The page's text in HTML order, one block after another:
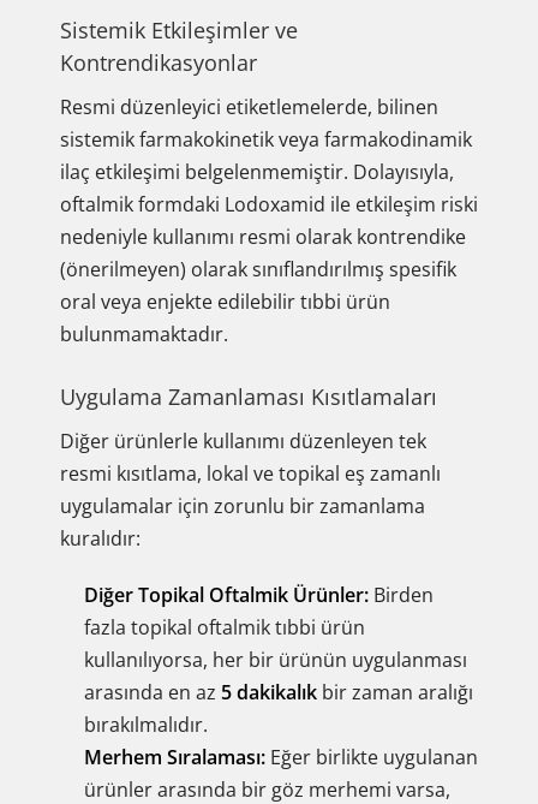
Sistemik Etkileşimler ve
Kontrendikasyonlar
Resmi düzenleyici etiketlemelerde, bilinen
sistemik farmakokinetik veya farmakodinamik
ilaç etkileşimi belgelenmemiştir. Dolayısıyla,
oftalmik formdaki Lodoxamid ile etkileşim riski
nedeniyle kullanımı resmi olarak kontrendike
(önerilmeyen) olarak sınıflandırılmış spesifik
oral veya enjekte edilebilir tıbbi ürün
bulunmamaktadır.
Uygulama Zamanlaması Kısıtlamaları
Diğer ürünlerle kullanımı düzenleyen tek
resmi kısıtlama, lokal ve topikal eş zamanlı
uygulamalar için zorunlu bir zamanlama
kuralıdır:
Diğer Topikal Oftalmik Ürünler: Birden
fazla topikal oftalmik tıbbi ürün
kullanılıyorsa, her bir ürünün uygulanması
arasında en az 5 dakikalık bir zaman aralığı
bırakılmalıdır.
Merhem Sıralaması: Eğer birlikte uygulanan
ürünler arasında bir göz merhemi varsa,